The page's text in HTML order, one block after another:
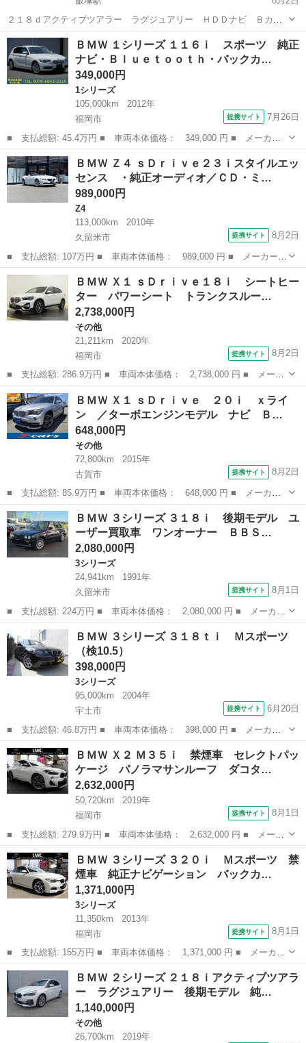
２１８ｄアクティブツアラー ラグジュアリー ＨＤＤナビ Ｂカメ
ラ ディーゼルターボ 黒本革 コーナーセンサー スマートキ
ー 電動リアゲート ＬＥＤヘッドライト プッシュエンジンスター
ト アイドリングストップ シートヒーター...
福岡 飯塚市 その他
ＢＭＷ １シリーズ １１６ｉ スポーツ 純正
ナビ・Ｂｌｕｅｔｏｏｔｈ・バックカ…
349,000円
1シリーズ
105,000km
2012年
福岡市
提携サイト 7月26日
■ 支払総額: 45.4万円 ■ 車両本体価格： 349,000 円 ■ メーカー
名： ＢＭＷ ■ 車種名： １シリーズ ■ グレード名： １１６
ｉ スポーツ 純正ナビ・Ｂｌｕｅｔｏｏｔｈ・バックカメラ・キー
レス・プッシュ...
福岡 福岡市
ＢＭＷ Ｚ４ ｓＤｒｉｖｅ２３ｉスタイルエッ
センス ・純正オーディオ／ＣＤ・ミ…
989,000円
Z4
113,000km
2010年
久留米市
提携サイト 8月2日
■ 支払総額: 107万円 ■ 車両本体価格： 989,000 円 ■ メーカー
名： ＢＭＷ ■ 車種名： Ｚ４ ■ グレード名： ｓＤｒｉｖｅ２
３ｉスタイルエッセンス ・純正オーディオ／ＣＤ・ミラー型ＥＴ
Ｃ・純正１７ＡＷ...
福岡 久留米市
ＢＭＷ Ｘ１ ｓＤｒｉｖｅ１８ｉ シートヒー
ター パワーシート トランクスルー…
2,738,000円
その他
21,211km
2020年
福岡市
提携サイト 8月2日
■ 支払総額: 286.9万円 ■ 車両本体価格： 2,738,000 円 ■ メーカ
ー名： ＢＭＷ ■ 車種名： Ｘ１ ■ グレード名： ｓＤｒｉｖｅ
１８ｉ シートヒーター パワーシート トランクスルー フロアマ
ット コ...
福岡 福岡市
ＢＭＷ Ｘ１ ｓＤｒｉｖｅ ２０ｉ ｘライ
ン ／ターボエンジンモデル ナビ Ｂ…
648,000円
その他
72,800km
2015年
古賀市
提携サイト 8月2日
■ 支払総額: 85.9万円 ■ 車両本体価格： 648,000 円 ■ メーカー
名： ＢＭＷ ■ 車種名： Ｘ１ ■ グレード名： ｓＤｒｉｖｅ
２０ｉ ｘライン ／ターボエンジンモデル ナビ Ｂｌｕｅｔｏｏ
ｔｈオーディ...
福岡 古賀市
ＢＭＷ ３シリーズ ３１８ｉ 後期モデル ユ
ーザー買取車 ワンオーナー ＢＢＳ…
2,080,000円
3シリーズ
24,941km
1991年
久留米市
提携サイト 8月1日
■ 支払総額: 224万円 ■ 車両本体価格： 2,080,000 円 ■ メーカー
名： ＢＭＷ ■ 車種名： ３シリーズ ■ グレード名： ３１８
ｉ 後期モデル ユーザー買取車 ワンオーナー ＢＢＳ１４インチ
アルミ 新品...
久留米市 3シリーズ
ＢＭＷ ３シリーズ ３１８ｔｉ Ｍスポーツ
（検10.5）
398,000円
3シリーズ
95,000km
2004年
宇土市
提携サイト 6月20日
■ 支払総額: 46.8万円 ■ 車両本体価格： 398,000 円 ■ メーカー
名： ＢＭＷ ■ 車種名： ３シリーズ ■ グレード名： ３１８ｔ
ｉ Ｍスポーツ ■ 排気量： 2000cc ■ ドア枚数： 3D ■ ミッ...
熊本 宇土市
ＢＭＷ Ｘ２ Ｍ３５ｉ 禁煙車 セレクトパッ
ケージ パノラマサンルーフ ダコタ…
2,632,000円
50,720km
2019年
福岡市
提携サイト 8月1日
■ 支払総額: 279.9万円 ■ 車両本体価格： 2,632,000 円 ■ メーカ
ー名： ＢＭＷ ■ 車種名： Ｘ２ ■ グレード名： Ｍ３５ｉ 禁
煙車 セレクトパッケージ パノラマサンルーフ ダコタレザーシー
ト ｈａ...
福岡 福岡市
ＢＭＷ ３シリーズ ３２０ｉ Ｍスポーツ 禁
煙車 純正ナビゲーション バックカ…
1,371,000円
3シリーズ
11,350km
2013年
福岡市
提携サイト 8月1日
■ 支払総額: 155万円 ■ 車両本体価格： 1,371,000 円 ■ メーカー
名： ＢＭＷ ■ 車種名： ３シリーズ ■ グレード名： ３２０
ｉ Ｍスポーツ 禁煙車 純正ナビゲーション バックカメラ 電動
スポーツシー...
福岡 福岡市 3シリーズ
ＢＭＷ ２シリーズ ２１８ｉアクティブツアラ
ー ラグジュアリー 後期モデル 純…
1,140,000円
その他
26,700km
2019年